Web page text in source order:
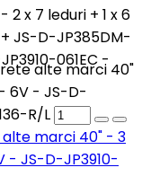
x 7 leduri + 1 x 6
JS-D-JP385DM-
061EC -
alte marci 40"
6V - JS-D-
R/L
marci 40" - 3
- JS-D-JP3910-